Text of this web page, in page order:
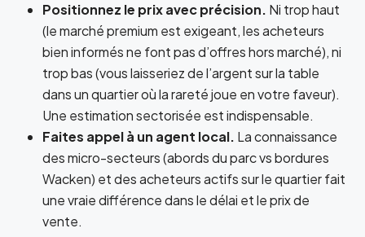
Positionnez le prix avec précision. Ni trop haut
(le marché premium est exigeant, les acheteurs
bien informés ne font pas d’offres hors marché), ni
trop bas (vous laisseriez de l’argent sur la table
dans un quartier où la rareté joue en votre faveur).
Une estimation sectorisée est indispensable.
Faites appel à un agent local. La connaissance
des micro-secteurs (abords du parc vs bordures
Wacken) et des acheteurs actifs sur le quartier fait
une vraie différence dans le délai et le prix de
vente.